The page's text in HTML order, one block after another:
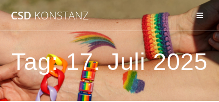
springen
CSDKONSTANZ
Tag:17. Juli 2025